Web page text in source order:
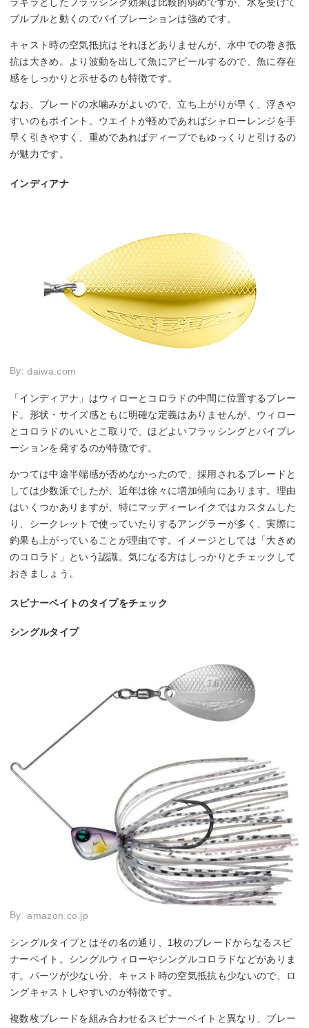
ラキラとしたフラッシング効果は比較的弱めですが、水を受けて
ブルブルと動くのでバイブレーションは強めです。
キャスト時の空気抵抗はそれほどありませんが、水中での巻き抵
抗は大きめ。より波動を出して魚にアピールするので、魚に存在
感をしっかりと示せるのも特徴です。
なお、ブレードの水噛みがよいので、立ち上がりが早く、浮きや
すいのもポイント。ウエイトが軽めであればシャローレンジを手
早く引きやすく、重めであればディープでもゆっくりと引けるの
が魅力です。
インディアナ
By:daiwa.com
「インディアナ」はウィローとコロラドの中間に位置するブレー
ド。形状・サイズ感ともに明確な定義はありませんが、ウィロー
とコロラドのいいとこ取りで、ほどよいフラッシングとバイブレ
ーションを発するのが特徴です。
かつては中途半端感が否めなかったので、採用されるブレードと
しては少数派でしたが、近年は徐々に増加傾向にあります。理由
はいくつかありますが、特にマッディーレイクではカスタムした
り、シークレットで使っていたりするアングラーが多く、実際に
釣果も上がっていることが理由です。イメージとしては「大きめ
のコロラド」という認識。気になる方はしっかりとチェックして
おきましょう。
スピナーベイトのタイプをチェック
シングルタイプ
By:amazon.co.jp
シングルタイプとはその名の通り、1枚のブレードからなるスピ
ナーベイト。シングルウィローやシングルコロラドなどがありま
す。パーツが少ない分、キャスト時の空気抵抗も少ないので、ロ
ングキャストしやすいのが特徴です。
複数枚ブレードを組み合わせるスピナーベイトと異なり、ブレー